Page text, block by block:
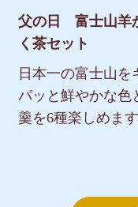
父の日 富士山羊
く茶セット
日本一の富士山を
パッと鮮やかな色
羹を6種楽しめます